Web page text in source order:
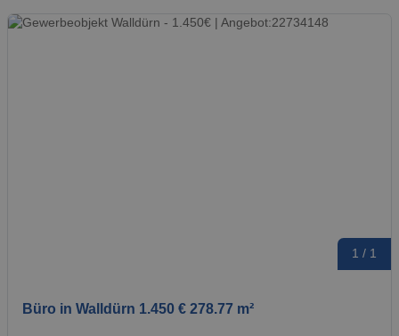
1 / 1
Büro in Walldürn 1.450 € 278.77 m²